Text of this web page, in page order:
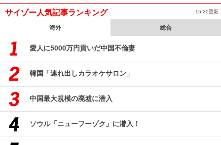
サイゾー人気記事ランキング 15:20更新
海外 総合
愛人に5000万円貢いだ中国不倫妻
韓国「連れ出しカラオケサロン」
中国最大規模の廃墟に潜入
ソウル「ニューフーゾク」に潜入！